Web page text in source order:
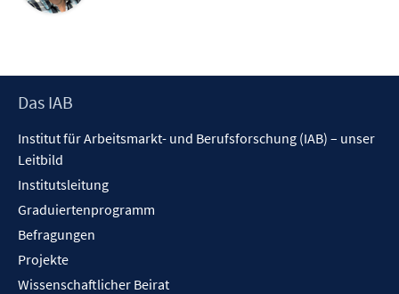
Footer
Das IAB
Institut für Arbeitsmarkt- und Berufsforschung (IAB) – unser
Leitbild
Institutsleitung
Graduiertenprogramm
Befragungen
Projekte
Wissenschaftlicher Beirat